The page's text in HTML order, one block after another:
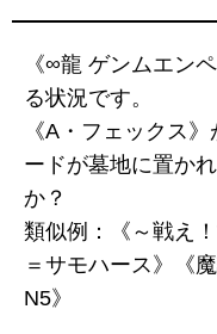
《∞龍 ゲンムエン
る状況です。
《A・フェックス
ードが墓地に置か
か？
類似例：《～戦え
＝サモハース》《
N5》